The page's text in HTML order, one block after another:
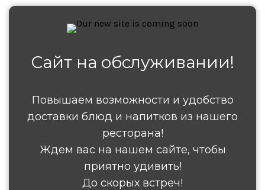
Сайт на обслуживании!
Повышаем возможности и удобство
доставки блюд и напитков из нашего
ресторана!
Ждем вас на нашем сайте, чтобы
приятно удивить!
До скорых встреч!